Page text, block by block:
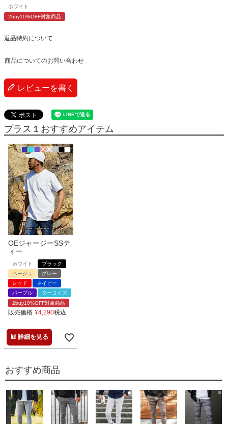
ホワイト
2buy10%OFF対象商品
返品特約について
商品についてのお問い合わせ
レビューを書く
プラス１おすすめアイテム
OEジャージーSSテ
ィー
ホワイト
ブラック
ベージュ
グレー
レッド
ネイビー
パープル
ターコイズ
2buy10%OFF対象商品
販売価格 ¥4,290税込
詳細を見る
おすすめ商品